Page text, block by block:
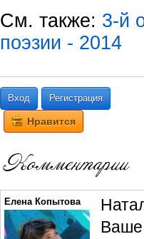
См. также: 3-й
поэзии - 2014
Вход Регистрация
Нравится
Елена Копытова
Ваше